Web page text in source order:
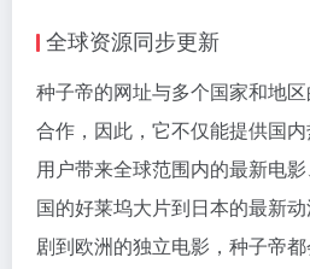
全球资源同步更新
种子帝的网址与多个国家和地
合作，因此，它不仅能提供国
用户带来全球范围内的最新电
国的好莱坞大片到日本的最新
剧到欧洲的独立电影，种子帝